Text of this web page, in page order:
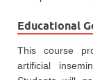
Educational
This course
artificial